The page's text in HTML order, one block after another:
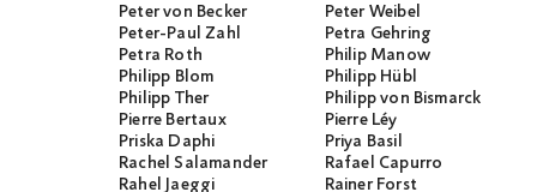
Peter von Becker
Peter Weibel
Peter-Paul Zahl
Petra Gehring
Petra Roth
Philip Manow
Philipp Blom
Philipp Hübl
Philipp Ther
Philipp von Bismarck
Pierre Bertaux
Pierre Léy
Priska Daphi
Priya Basil
Rachel Salamander
Rafael Capurro
Rahel Jaeggi
Rainer Forst